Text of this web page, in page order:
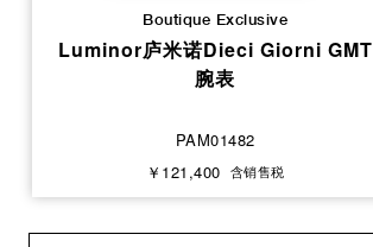
Boutique Exclusive
Luminor庐米诺Dieci Giorni GMT
腕表
PAM01482
￥121,400 含销售税